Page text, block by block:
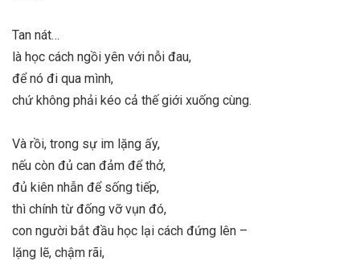
Tan nát…
là học cách ngồi yên với nỗi đau,
để nó đi qua mình,
chứ không phải kéo cả thế giới xuống cùng.
Và rồi, trong sự im lặng ấy,
nếu còn đủ can đảm để thở,
đủ kiên nhẫn để sống tiếp,
thì chính từ đống vỡ vụn đó,
con người bắt đầu học lại cách đứng lên –
lặng lẽ, chậm rãi,